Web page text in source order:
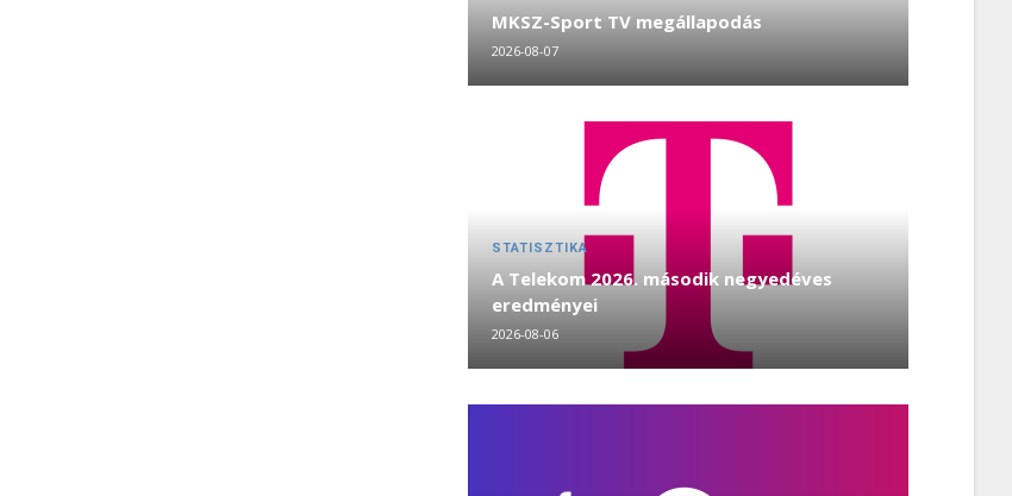
MKSZ-Sport TV megállapodás
2026-08-07
STATISZTIKA
A Telekom 2026. második negyedéves
eredményei
2026-08-06